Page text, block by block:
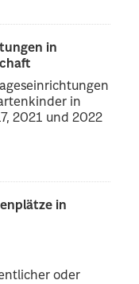
in
in
2021 und 2022
in
oder